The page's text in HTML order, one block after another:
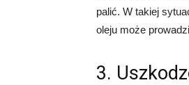
palić. W takiej
oleju może
3.